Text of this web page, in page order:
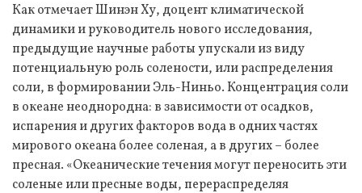
Как отмечает Шинэн Ху, доцент климатической
динамики и руководитель нового исследования,
предыдущие научные работы упускали из виду
потенциальную роль солености, или распределения
соли, в формировании Эль-Ниньо. Концентрация соли
в океане неоднородна: в зависимости от осадков,
испарения и других факторов вода в одних частях
мирового океана более соленая, а в других – более
пресная. «Океанические течения могут переносить эти
соленые или пресные воды, перераспределяя